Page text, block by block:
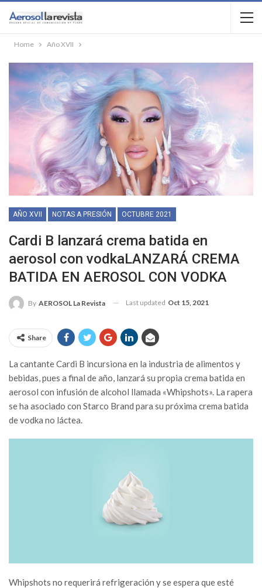
Home Año XVII
AÑO XVII NOTAS A PRESIÓN OCTUBRE 2021
Cardi B lanzará crema batida en
aerosol con vodkaLANZARÁ CREMA
BATIDA EN AEROSOL CON VODKA
By AEROSOL La Revista Last updated Oct 15, 2021
Share
La cantante Cardi B incursiona en la industria de alimentos y
bebidas, pues a final de año, lanzará su propia crema batida en
aerosol con infusión de alcohol llamada «Whipshots». La rapera
se ha asociado con Starco Brand para su próxima crema batida
de vodka no láctea.
Whipshots no requerirá refrigeración y se espera que esté